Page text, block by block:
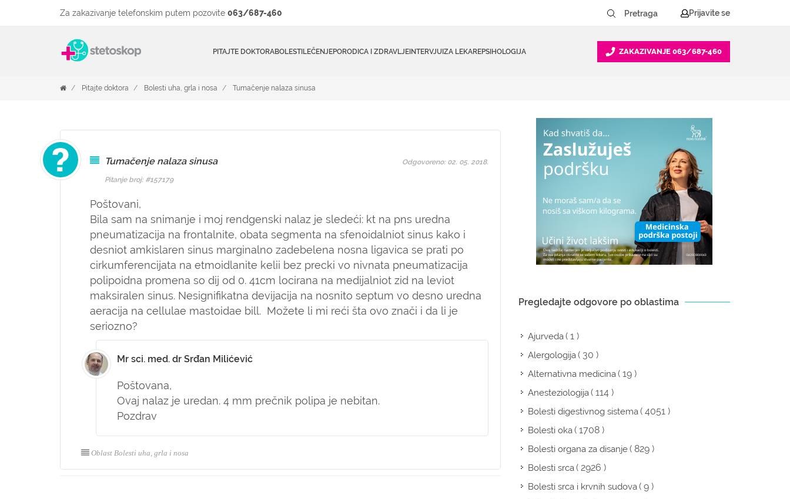
Za zakazivanje telefonskim putem pozovite 063/687-460 Prijavite se
PITAJTE DOKTORABOLESTILEČENJEPORODICA I ZDRAVLJEINTERVJUIZA LEKAREPSIHOLOGIJA ZAKAZIVANJE 063/687-460
Pitajte doktora Bolesti uha, grla i nosa Tumačenje nalaza sinusa
Tumačenje nalaza sinusa
Pitanje broj: #157179
Poštovani,
Bila sam na snimanje i moj rendgenski nalaz je sledeći: kt na pns uredna
pneumatizacija na frontalnite, obata segmenta na sfenoidalniot sinus kako i
desniot amkislaren sinus marginalno zadebelena nosna ligavica se prati po
cirkumferencijata na etmoidlanite kelii bez precki vo nivnata pneumatizacija
polipoidna promena so dij od 0. 41cm locirana na medijalniot zid na leviot
maksiralen sinus. Nesignifikatna devijacija na nosnito septum vo desno uredna
aeracija na cellulae mastoidae bill. Možete li mi reći šta ovo znači i da li je
seriozno?
Odgovoreno: 02. 05. 2018.
Mr sci. med. dr Srđan Milićević
Poštovana,
Ovaj nalaz je uredan. 4 mm prečnik polipa je nebitan.
Pozdrav
Oblast Bolesti uha, grla i nosa
Pregledajte odgovore po oblastima
Ajurveda( 1 )
Alergologija( 30 )
Alternativna medicina( 19 )
Anesteziologija( 114 )
Bolesti digestivnog sistema( 4051 )
Bolesti oka( 1708 )
Bolesti organa za disanje( 829 )
Bolesti srca( 2926 )
Bolesti srca i krvnih sudova( 9 )